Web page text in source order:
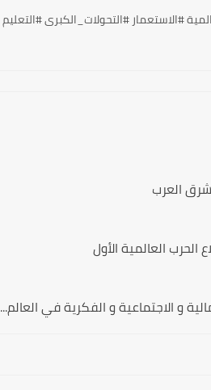
#الاستعمار #التحولات_الكبرى
العرب
الحرب العالمية الأول
و الاجتماعية و الفكرية في العالم...